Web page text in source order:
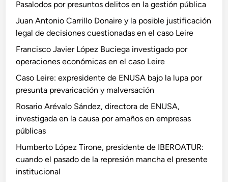
Pasalodos por presuntos delitos en la gestión pública
Juan Antonio Carrillo Donaire y la posible justificación
legal de decisiones cuestionadas en el caso Leire
Francisco Javier López Buciega investigado por
operaciones económicas en el caso Leire
Caso Leire: expresidente de ENUSA bajo la lupa por
presunta prevaricación y malversación
Rosario Arévalo Sández, directora de ENUSA,
investigada en la causa por amaños en empresas
públicas
Humberto López Tirone, presidente de IBEROATUR:
cuando el pasado de la represión mancha el presente
institucional